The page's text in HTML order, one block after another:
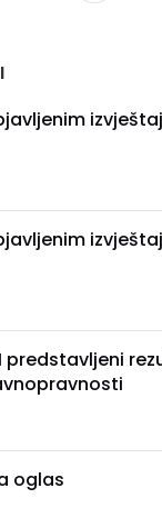
predstavljeni
oglas